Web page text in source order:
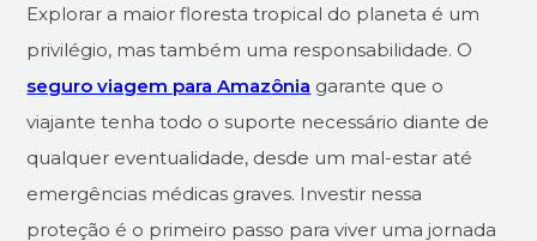
Explorar a maior floresta tropical do planeta é um
privilégio, mas também uma responsabilidade. O
seguro viagem para Amazônia garante que o
viajante tenha todo o suporte necessário diante de
qualquer eventualidade, desde um mal-estar até
emergências médicas graves. Investir nessa
proteção é o primeiro passo para viver uma jornada